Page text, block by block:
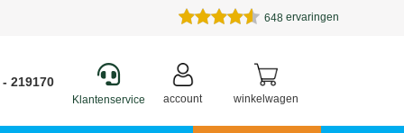
648 ervaringen
219170
Klantenservice account winkelwagen